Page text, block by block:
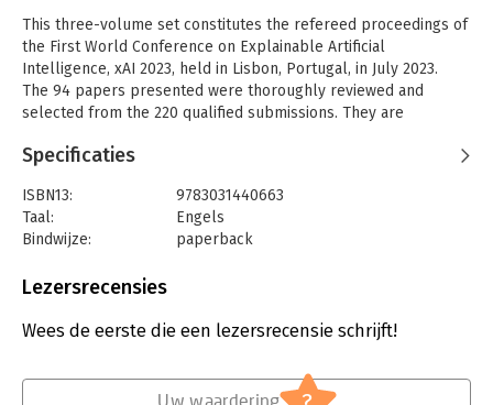
This three-volume set constitutes the refereed proceedings of
the First World Conference on Explainable Artificial
Intelligence, xAI 2023, held in Lisbon, Portugal, in July 2023.
The 94 papers presented were thoroughly reviewed and
selected from the 220 qualified submissions. They are
Part I: Interdisciplinary perspectives, approaches and
techniques for xAI, Causality and Explainable AI; Explainable AI
in Finance, cybersecurity, health-care and biomedicine.
Part II: Surveys, benchmarks, visual representations and
collaboration, for Machine Learning on Graphs with Ontologies
Semantics and explainability, and Explanations for Advice-
Part III: xAI for time series and Natural Language Processing;
Human-centered explanations and xAI for Trustworthy and
Specificaties
ISBN13:
9783031440663
Taal:
Engels
Bindwijze:
paperback
Uitgever:
Lezersrecensies
Wees de eerste die een lezersrecensie schrijft!
Uw waardering